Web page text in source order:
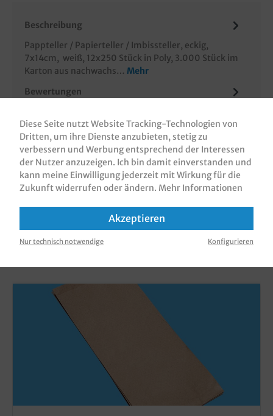
Beschreibung
Pappteller / Papierteller / Imbissteller, eckig,
7x14cm, weiß, 12x250 Stück in Poly, 3.000 Stück im
Karton aus nachwachs… Mehr
Bewertungen
KUNDEN, DIE DIESES PRODUKT GEKAUFT
HABEN, HABEN AUCH DIESE PRODUKTE
Diese Seite nutzt Website Tracking-Technologien von
Dritten, um ihre Dienste anzubieten, stetig zu
verbessern und Werbung entsprechend der Interessen
der Nutzer anzuzeigen. Ich bin damit einverstanden und
kann meine Einwilligung jederzeit mit Wirkung für die
Zukunft widerrufen oder ändern. Mehr Informationen
Akzeptieren
Nur technisch notwendige Konfigurieren